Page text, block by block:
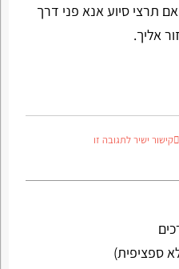
תרצי סיוע אנא פני דרך
אליך.
קישור ישיר לתגובה זו
ספציפית)